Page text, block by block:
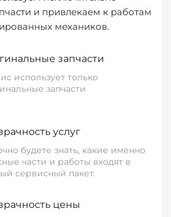
и привлекаем к работам
механиков.
запчасти
использует только
запчасти
услуг
будете знать, какие именно
части и работы входят в
сервисный пакет.
цены